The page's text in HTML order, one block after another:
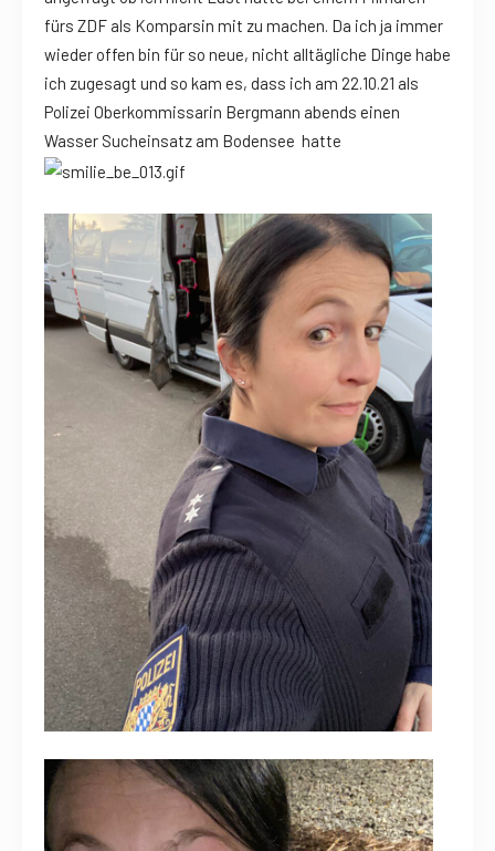
fürs ZDF als Komparsin mit zu machen. Da ich ja immer
wieder offen bin für so neue, nicht alltägliche Dinge habe
ich zugesagt und so kam es, dass ich am 22.10.21 als
Polizei Oberkommissarin Bergmann abends einen
Wasser Sucheinsatz am Bodensee hatte